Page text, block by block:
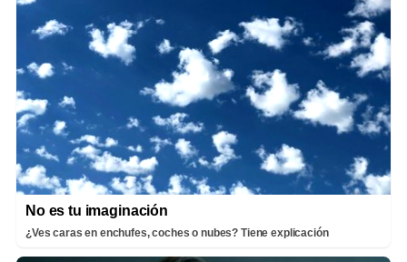
No es tu imaginación
¿Ves caras en enchufes, coches o nubes? Tiene explicación